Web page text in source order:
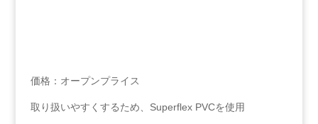
価格：オープンプライス
取り扱いやすくするため、Superflex PVCを使用